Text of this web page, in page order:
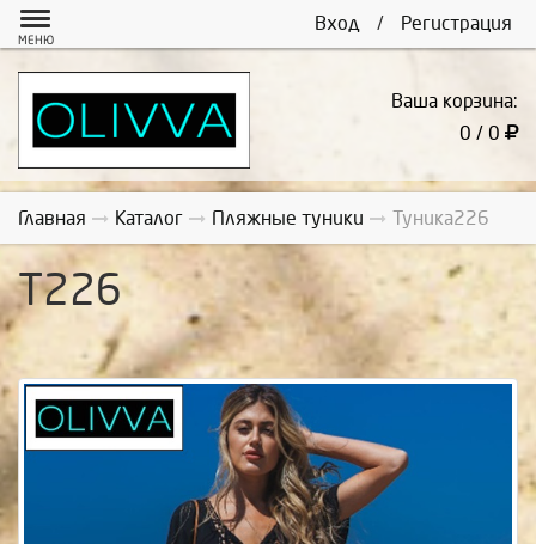
Вход / Регистрация
МЕНЮ
Ваша корзина:
0 / 0
Главная Каталог Пляжные туники Туника226
Т226